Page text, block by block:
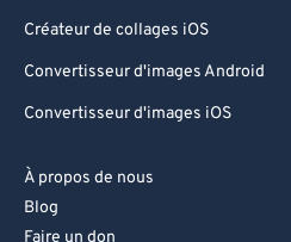
Créateur de collages iOS
Convertisseur d'images Android
Convertisseur d'images iOS
À propos de nous
Blog
Faire un don